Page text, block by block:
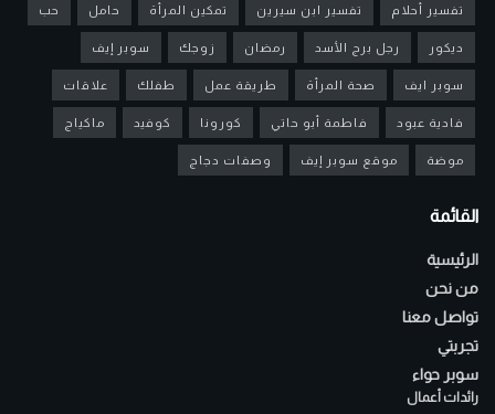
تفسير أحلام تفسير ابن سيرين تمكين المرأة حامل حب
ديكور رجل برج الأسد رمضان زوجك سوبر إيف
سوبر ايف صحة المرأة طريقة عمل طفلك علاقات
فادية عبود فاطمة أبو حاتي كورونا كوفيد ماكياج
موضة موقع سوبر إيف وصفات دجاج
القائمة
الرئيسية
من نحن
تواصل معنا
تجربتي
سوبر حواء
رائدات أعمال